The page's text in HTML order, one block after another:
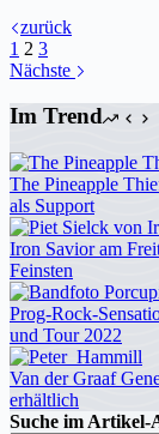
zurück
1 2 3
Nächste
Im Trend
The Pineapple
als Support
Iron Savior am
Feinsten
Prog-Rock-
und Tour 2022
Van der Graaf
erhältlich
Suche im Artikel-